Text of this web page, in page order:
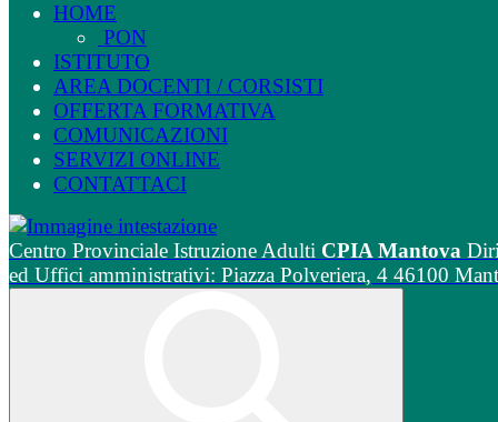
HOME
PON
ISTITUTO
AREA DOCENTI / CORSISTI
OFFERTA FORMATIVA
COMUNICAZIONI
SERVIZI ONLINE
CONTATTACI
Centro Provinciale Istruzione Adulti CPIA Mantova
ed Uffici amministrativi: Piazza Polveriera, 4 46100